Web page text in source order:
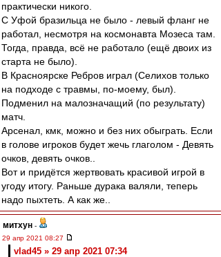
практически никого.
С Уфой бразильца не было - левый фланг не
работал, несмотря на космонавта Мозеса там.
Тогда, правда, всё не работало (ещё двоих из
старта не было).
В Красноярске Ребров играл (Селихов только
на подходе с травмы, по-моему, был).
Подменил на малозначащий (по результату)
матч.
Арсенал, кмк, можно и без них обыграть. Если
в голове игроков будет жечь глаголом - Девять
очков, девять очков..
Вот и придётся жертвовать красивой игрой в
угоду итогу. Раньше дурака валяли, теперь
надо пыхтеть. А как же..
митхун -
29 апр 2021 08:27
vlad45 » 29 апр 2021 07:34